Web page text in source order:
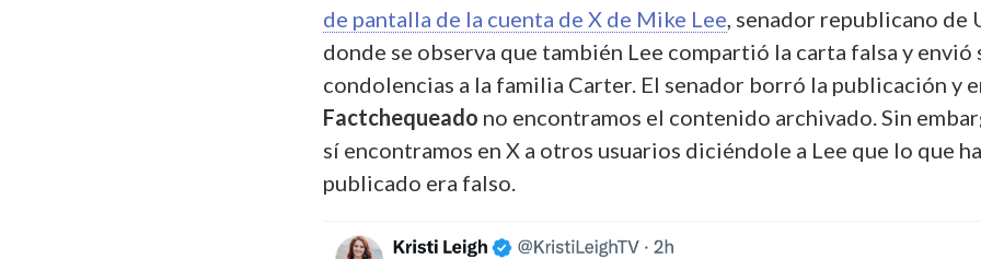
de pantalla de la cuenta de X de Mike Lee , senador republicano de
donde se observa que también Lee compartió la carta falsa y envió
condolencias a la familia Carter. El senador borró la publicación y
Factchequeado no encontramos el contenido archivado. Sin
sí encontramos en X a otros usuarios diciéndole a Lee que lo que
publicado era falso.